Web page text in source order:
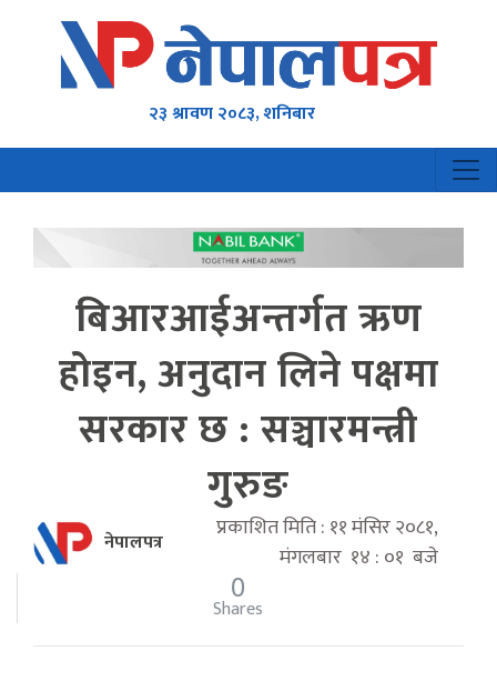
२३ श्रावण २०८३, शनिबार
बिआरआईअन्तर्गत ऋण
होइन, अनुदान लिने पक्षमा
सरकार छ : सञ्चारमन्त्री
गुरुङ
नेपालपत्र
प्रकाशित मिति : ११ मंसिर २०८१,
मंगलबार १४ : ०१ बजे
0
Shares